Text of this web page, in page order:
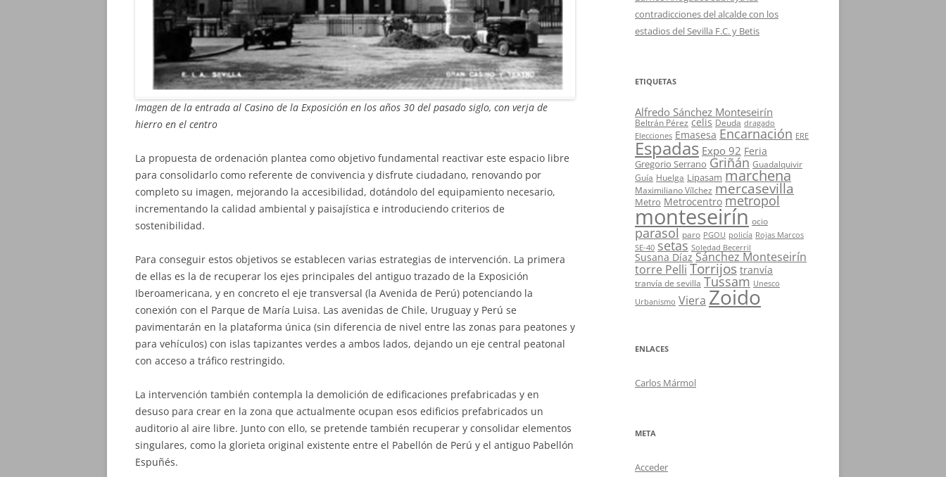
Imagen de la entrada al Casino de la Exposición en los años 30 del pasado siglo, con verja de
hierro en el centro
La propuesta de ordenación plantea como objetivo fundamental reactivar este espacio libre
para consolidarlo como referente de convivencia y disfrute ciudadano, renovando por
completo su imagen, mejorando la accesibilidad, dotándolo del equipamiento necesario,
incrementando la calidad ambiental y paisajística e introduciendo criterios de
sostenibilidad.
Para conseguir estos objetivos se establecen varias estrategias de intervención. La primera
de ellas es la de recuperar los ejes principales del antiguo trazado de la Exposición
Iberoamericana, y en concreto el eje transversal (la Avenida de Perú) potenciando la
conexión con el Parque de María Luisa. Las avenidas de Chile, Uruguay y Perú se
pavimentarán en la plataforma única (sin diferencia de nivel entre las zonas para peatones y
para vehículos) con islas tapizantes verdes a ambos lados, dejando un eje central peatonal
con acceso a tráfico restringido.
La intervención también contempla la demolición de edificaciones prefabricadas y en
desuso para crear en la zona que actualmente ocupan esos edificios prefabricados un
auditorio al aire libre. Junto con ello, se pretende también recuperar y consolidar elementos
singulares, como la glorieta original existente entre el Pabellón de Perú y el antiguo Pabellón
Espuñés.
contradicciones del alcalde con los
estadios del Sevilla F.C. y Betis
ETIQUETAS
Alfredo Sánchez Monteseirín
Beltrán Pérez celis Deuda dragado
Elecciones Emasesa Encarnación ERE
Espadas Expo 92 Feria
Gregorio Serrano Griñán Guadalquivir
Guía Huelga Lipasam marchena
Maximiliano Vílchez mercasevilla
Metro Metrocentro metropol
monteseirín ocio
parasol paro PGOU policía Rojas Marcos
SE-40 setas Soledad Becerril
Susana Díaz Sánchez Monteseirín
torre Pelli Torrijos tranvía
tranvía de sevilla Tussam Unesco
Urbanismo Viera Zoido
ENLACES
Carlos Mármol
META
Acceder